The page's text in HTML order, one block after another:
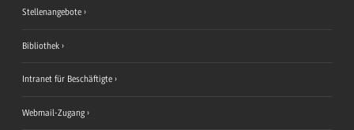
Stellenangebote
Bibliothek
Intranet für Beschäftigte
Webmail-Zugang